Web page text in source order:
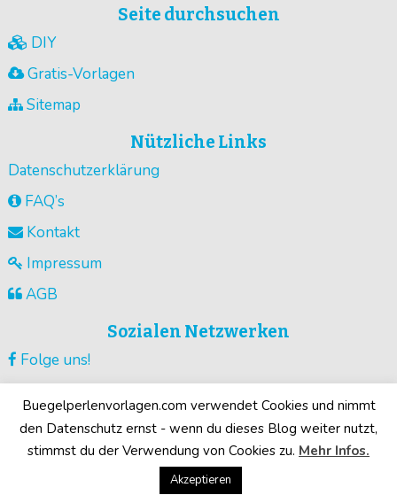
Seite durchsuchen
DIY
Gratis-Vorlagen
Sitemap
Nützliche Links
Datenschutzerklärung
FAQ’s
Kontakt
Impressum
AGB
Sozialen Netzwerken
Folge uns!
Guck unsere Videos !
Deine Motive!
Buegelperlenvorlagen.com verwendet Cookies und nimmt
den Datenschutz ernst - wenn du dieses Blog weiter nutzt,
stimmst du der Verwendung von Cookies zu. Mehr Infos.
Akzeptieren